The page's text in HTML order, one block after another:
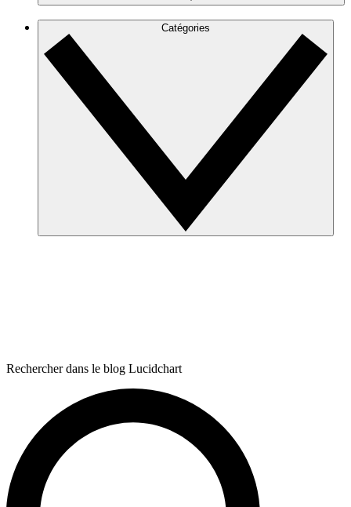
Catégories
Rechercher dans le blog Lucidchart